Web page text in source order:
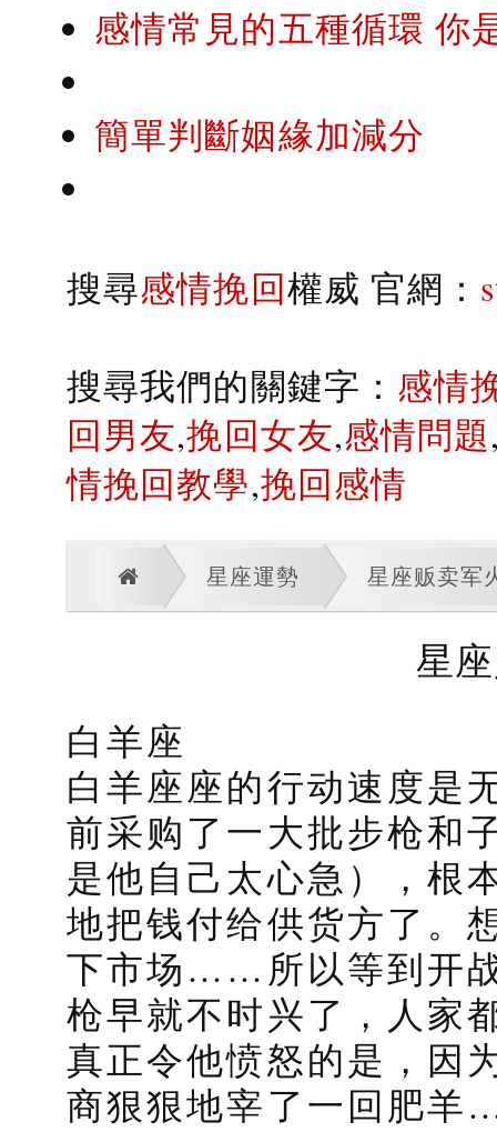
感情常見的五種循環 你
簡單判斷姻緣加減分
搜尋感情挽回權威 官網：
搜尋我們的關鍵字： 感情
回男友,挽回女友,感情問題
情挽回教學,挽回感情
星座運勢 星座贩卖军
星
白羊座
白羊座座的行动速度是
前采购了一大批步枪和
是他自己太心急），根
地把钱付给供货方了。
下市场……所以等到开
枪早就不时兴了，人家
真正令他愤怒的是，因
商狠狠地宰了一回肥